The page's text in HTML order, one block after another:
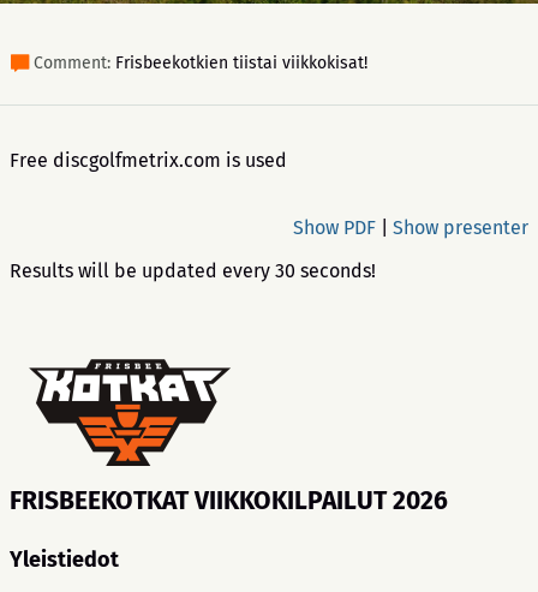
Comment: Frisbeekotkien tiistai viikkokisat!
Free discgolfmetrix.com is used
Show presenter
Show PDF
Results will be updated every 30 seconds!
FRISBEEKOTKAT VIIKKOKILPAILUT 2026
Yleistiedot